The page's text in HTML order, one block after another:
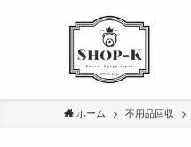
ホーム 不用品回収